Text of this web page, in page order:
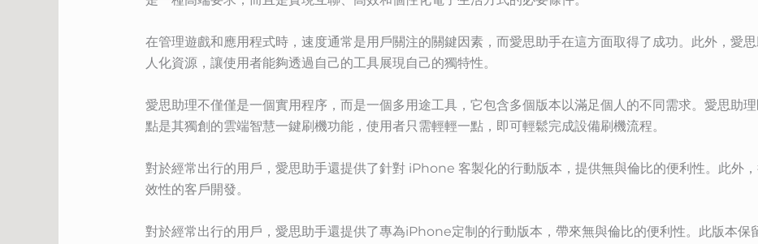
在管理遊戲和應用程式時，速度通常是用戶關注的關鍵因素，而愛思助手在這方面取得了成功。此外，愛
人化資源，讓使用者能夠透過自己的工具展現自己的獨特性。
愛思助理不僅僅是一個實用程序，而是一個多用途工具，它包含多個版本以滿足個人的不同需求。愛思助
點是其獨創的雲端智慧一鍵刷機功能，使用者只需輕輕一點，即可輕鬆完成設備刷機流程。
對於經常出行的用戶，愛思助手還提供了針對 iPhone 客製化的行動版本，提供無與倫比的便利性。此外
效性的客戶開發。
對於經常出行的用戶，愛思助手還提供了專為iPhone定制的行動版本，帶來無與倫比的便利性。此版本保